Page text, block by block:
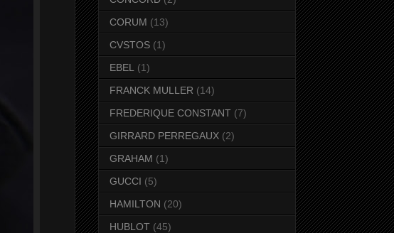
CORUM (13)
CVSTOS (1)
EBEL
(1)
FRANCK MULLER (14)
FREDERIQUE CONSTANT (7)
GIRRARD PERREGAUX (2)
GRAHAM (1)
GUCCI (5)
HAMILTON (20)
HUBLOT (45)